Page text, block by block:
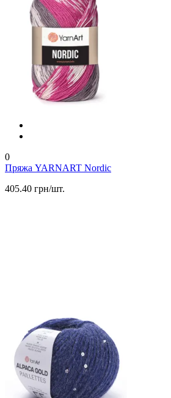
0
Пряжа YARNART Nordic
405.40 грн/шт.